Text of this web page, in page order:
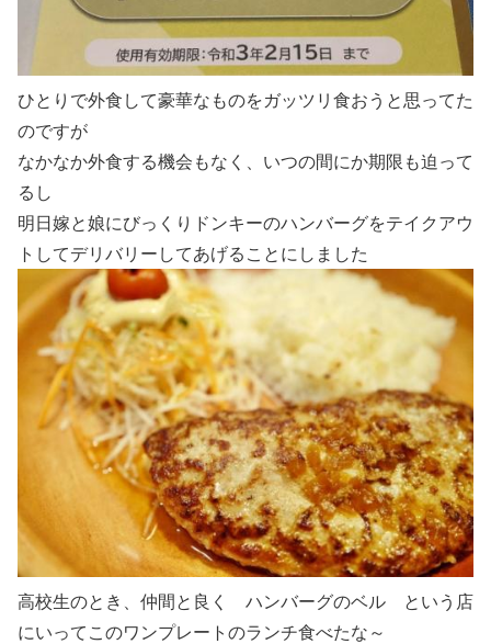
ひとりで外食して豪華なものをガッツリ食おうと思ってた
のですが
なかなか外食する機会もなく、いつの間にか期限も迫って
るし
明日嫁と娘にびっくりドンキーのハンバーグをテイクアウ
トしてデリバリーしてあげることにしました
高校生のとき、仲間と良く ハンバーグのベル という店
にいってこのワンプレートのランチ食べたな～